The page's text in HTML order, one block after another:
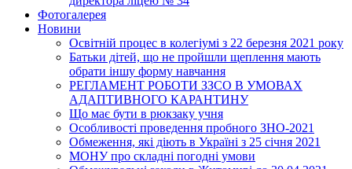
Фотогалерея
Новини
Освітній процес в колегіумі з 22 березня 2021 року
Батьки дітей, що не пройшли щеплення мають
обрати іншу форму навчання
РЕГЛАМЕНТ РОБОТИ ЗЗСО В УМОВАХ
АДАПТИВНОГО КАРАНТИНУ
Що має бути в рюкзаку учня
Особливості проведення пробного ЗНО-2021
Обмеження, які діють в Україні з 25 січня 2021
МОНУ про складні погодні умови